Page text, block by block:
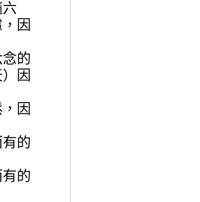
因
的
因
因
的
的